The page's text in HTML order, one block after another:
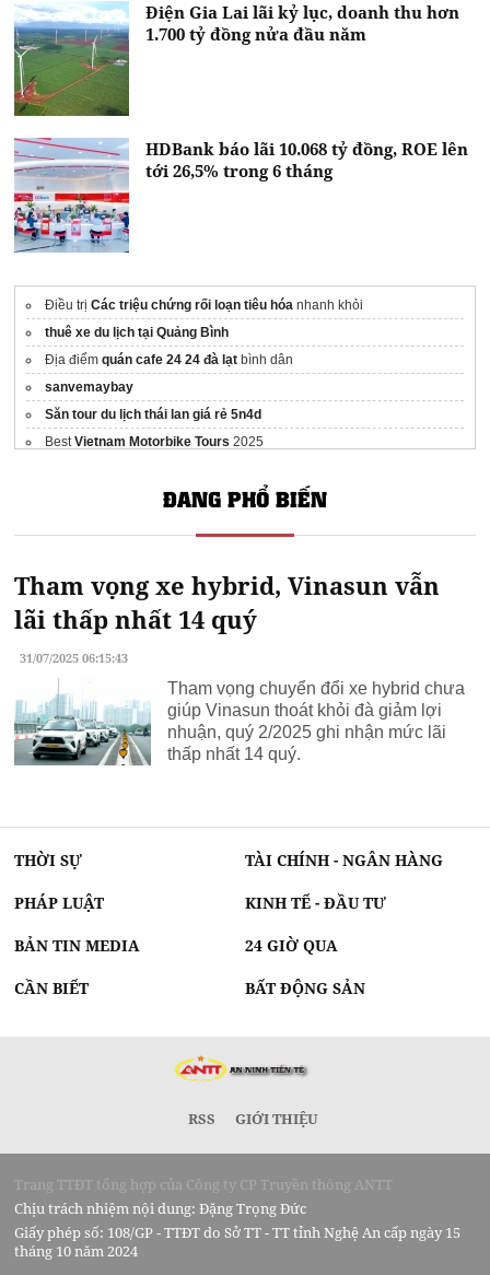
Điện Gia Lai lãi kỷ lục, doanh thu hơn
1.700 tỷ đồng nửa đầu năm
HDBank báo lãi 10.068 tỷ đồng, ROE lên
tới 26,5% trong 6 tháng
Điều trịCác triệu chứng rối loạn tiêu hóa nhanh khỏi
thuê xe du lịch tại Quảng Bình
Địa điểmquán cafe 24 24 đà lạt bình dân
sanvemaybay
Săn tour du lịch thái lan giá rẻ 5n4d
BestVietnam Motorbike Tours 2025
ĐANG PHỔ BIẾN
Tham vọng xe hybrid, Vinasun vẫn
lãi thấp nhất 14 quý
31/07/2025 06:15:43
Tham vọng chuyển đổi xe hybrid chưa
giúp Vinasun thoát khỏi đà giảm lợi
nhuận, quý 2/2025 ghi nhận mức lãi
thấp nhất 14 quý.
THỜI SỰ TÀI CHÍNH - NGÂN HÀNG
PHÁP LUẬT KINH TẾ - ĐẦU TƯ
BẢN TIN MEDIA 24 GIỜ QUA
CẦN BIẾT BẤT ĐỘNG SẢN
RSS GIỚI THIỆU
Trang TTĐT tổng hợp của Công ty CP Truyền thông ANTT
Chịu trách nhiệm nội dung: Đặng Trọng Đức
Giấy phép số: 108/GP - TTĐT do Sở TT - TT tỉnh Nghệ An cấp ngày 15
tháng 10 năm 2024